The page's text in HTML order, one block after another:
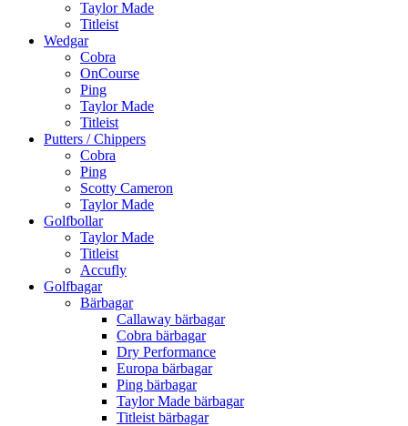
Taylor Made
Titleist
Wedgar
Cobra
OnCourse
Ping
Taylor Made
Titleist
Putters / Chippers
Cobra
Ping
Scotty Cameron
Taylor Made
Golfbollar
Taylor Made
Titleist
Accufly
Golfbagar
Bärbagar
Callaway bärbagar
Cobra bärbagar
Dry Performance
Europa bärbagar
Ping bärbagar
Taylor Made bärbagar
Titleist bärbagar